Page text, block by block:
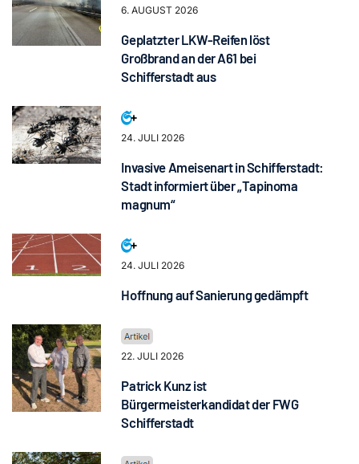
6. AUGUST 2026
Geplatzter LKW-Reifen löst
Großbrand an der A61 bei
Schifferstadt aus
24. JULI 2026
Invasive Ameisenart in Schifferstadt:
Stadt informiert über „Tapinoma
magnum“
24. JULI 2026
Hoffnung auf Sanierung gedämpft
22. JULI 2026
Patrick Kunz ist
Bürgermeisterkandidat der FWG
Schifferstadt